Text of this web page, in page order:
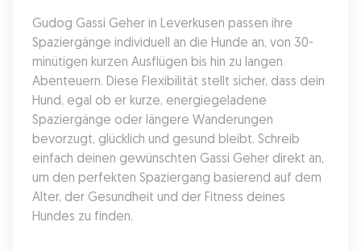
Gudog Gassi Geher in Leverkusen passen ihre
Spaziergänge individuell an die Hunde an, von 30-
minütigen kurzen Ausflügen bis hin zu langen
Abenteuern. Diese Flexibilität stellt sicher, dass dein
Hund, egal ob er kurze, energiegeladene
Spaziergänge oder längere Wanderungen
bevorzugt, glücklich und gesund bleibt. Schreib
einfach deinen gewünschten Gassi Geher direkt an,
um den perfekten Spaziergang basierend auf dem
Alter, der Gesundheit und der Fitness deines
Hundes zu finden.